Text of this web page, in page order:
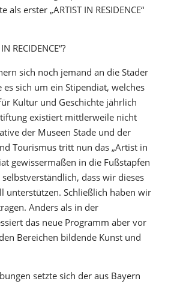
erster „ARTIST IN RESIDENCE“
RECIDENCE“?
sich noch jemand an die Stader
es sich um ein Stipendiat, welches
Kultur und Geschichte jährlich
existiert mittlerweile nicht
der Museen Stade und der
Tourismus tritt nun das „Artist in
gewissermaßen in die Fußstapfen
dass wir dieses
unterstützen. Schließlich haben wir
Anders als in der
das neue Programm aber vor
Bereichen bildende Kunst und
setzte sich der aus Bayern